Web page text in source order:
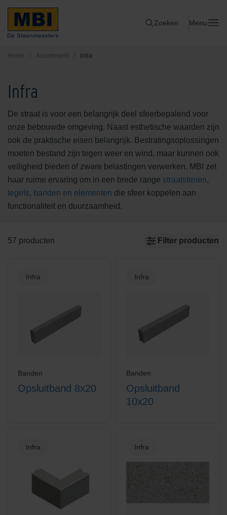
Zoeken Menu
Home / Assortiment / Infra
Infra
De straat is voor een belangrijk deel sfeerbepalend voor
onze bebouwde omgeving. Naast esthetische waarden zijn
ook de praktische eisen belangrijk. Bestratingsoplossingen
moeten bestand zijn tegen weer en wind, maar kunnen ook
veiligheid bieden of zware belastingen verwerken. MBI zet
haar ruime ervaring om in een brede range straatstenen,
tegels, banden en elementen die sfeer koppelen aan
functionaliteit en duurzaamheid.
57 producten Filter producten
Infra
Banden
Opsluitband 8x20
Infra
Banden
Opsluitband
10x20
Infra Infra